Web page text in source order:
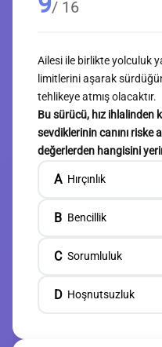
/ 16
Ailesi ile birlikte yolculuk
limitlerini aşarak
tehlikeye atmış olacaktır.
Bu sürücü, hız ihlalinden
sevdiklerinin canını
değerlerden hangisini
A Hırçınlık
B Bencillik
C Sorumluluk
D Hoşnutsuzluk